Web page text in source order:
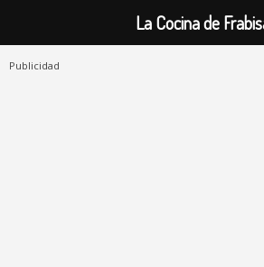
Publicidad
La Cocina de